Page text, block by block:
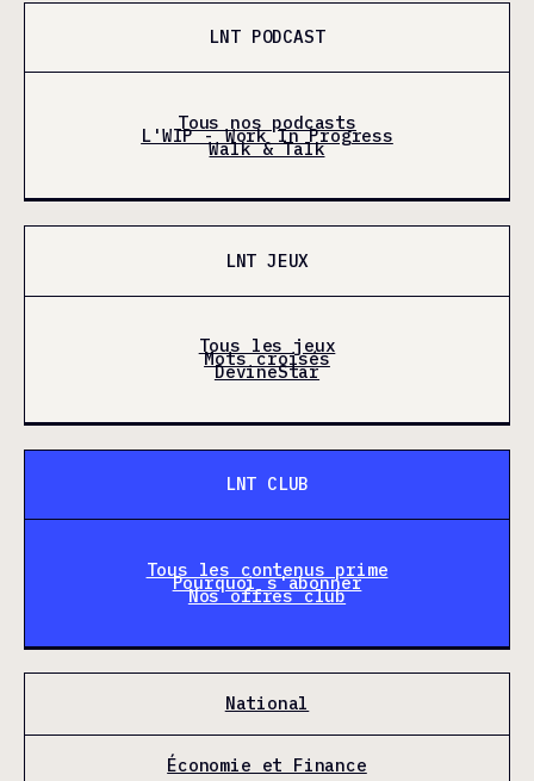
LNT PODCAST
Tous nos podcasts
L'WIP - Work In Progress
Walk & Talk
LNT JEUX
Tous les jeux
Mots croisés
DevineStar
LNT CLUB
Tous les contenus prime
Pourquoi s'abonner
Nos offres club
National
Économie et Finance